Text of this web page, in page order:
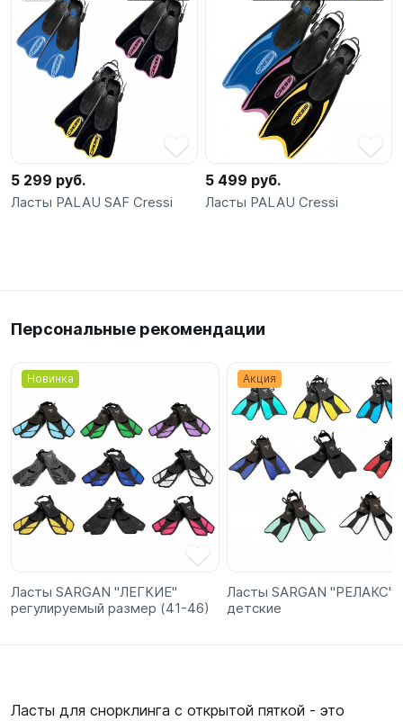
5 299 руб.
Ласты PALAU SAF Cressi
5 499 руб.
Ласты PALAU Cressi
Персональные рекомендации
Новинка
Ласты SARGAN "ЛЕГКИЕ"
регулируемый размер (41-46)
Акция
Ласты SARGAN "РЕЛАКС"
детские
Ласты для снорклинга с открытой пяткой - это